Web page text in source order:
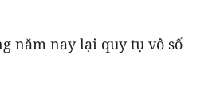
năm nay lại quy tụ vô số